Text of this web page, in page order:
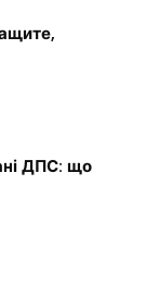
ДПС: що